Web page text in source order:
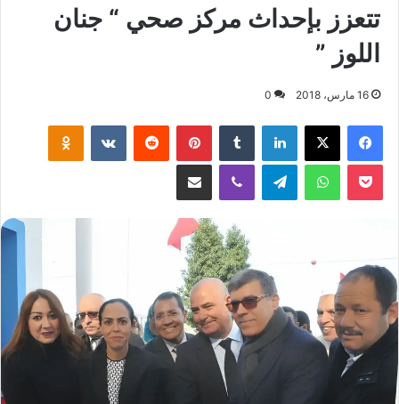
تتعزز بإحداث مركز صحي “ جنان
اللوز ”
16 مارس، 2018 0
لينكدإن بينتيريست
واتساب